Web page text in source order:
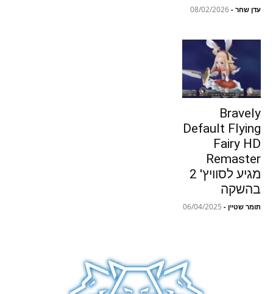
עדן שחר -
08/02/2026
Bravely
Default Flying
Fairy HD
Remaster
מגיע לסוויץ' 2
בהשקה
תומר שטיין -
06/04/2025